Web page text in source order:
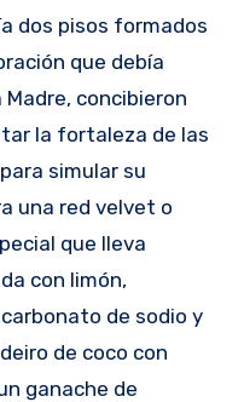
dos pisos formados
que debía
concibieron
la fortaleza de las
simular su
una red velvet o
que lleva
con limón,
de sodio y
de coco con
ganache de